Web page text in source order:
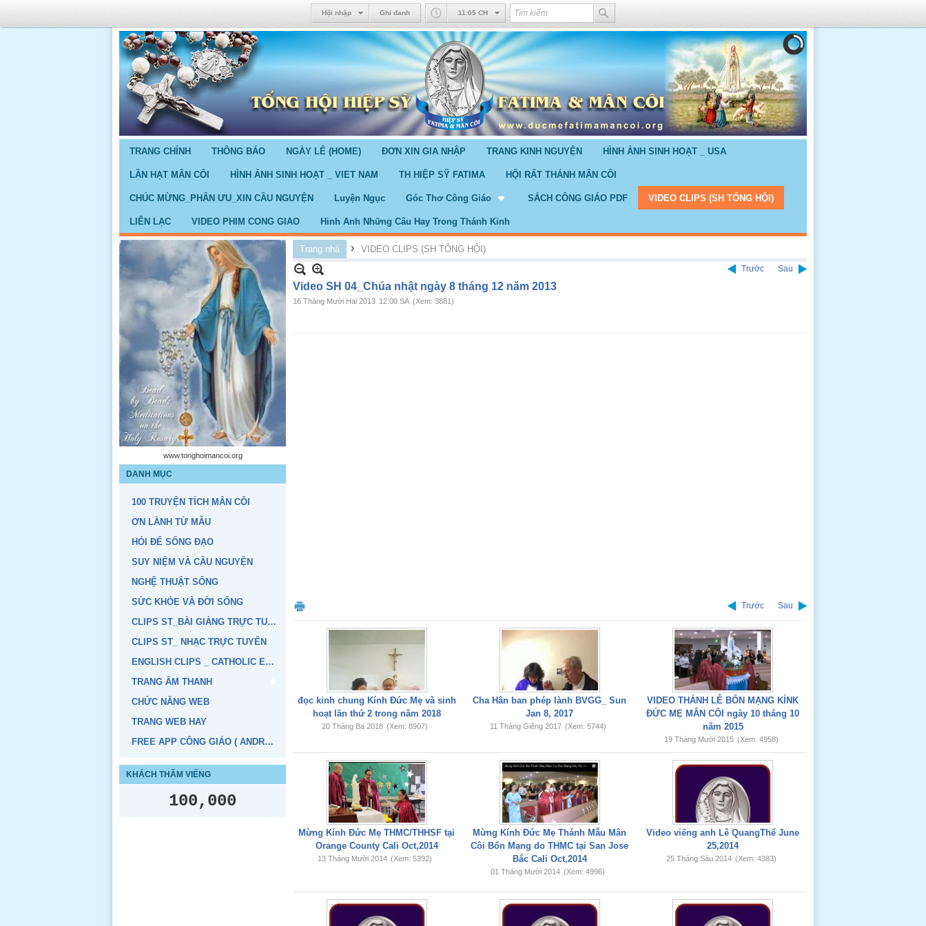
Hội nhập Ghi danh 11:05 CH
TRANG CHÍNH THÔNG BÁO NGÀY LỂ (HOME) ĐƠN XIN GIA NHẬP TRANG KINH NGUYỆN HÌNH ẢNH SINH HOẠT _ USA
LẦN HẠT MÂN CÔI HÌNH ẢNH SINH HOẠT _ VIET NAM TH HIỆP SỸ FATIMA HỘI RẤT THÁNH MÂN CÔI
CHÚC MỪNG_PHÂN ƯU_XIN CẦU NGUYỆN Luyện Ngục Góc Thơ Công Giáo SÁCH CÔNG GIÁO PDF VIDEO CLIPS (SH TỔNG HỘI)
LIÊN LẠC VIDEO PHIM CONG GIAO Hinh Anh Những Câu Hay Trong Thánh Kinh
www.tonghoimancoi.org
DANH MỤC
100 TRUYỆN TÍCH MÂN CÔI
ƠN LÀNH TỪ MẪU
HỎI ĐỂ SỐNG ĐẠO
SUY NIỆM VÀ CẦU NGUYỆN
NGHỆ THUẬT SỐNG
SỨC KHỎE VÀ ĐỜI SỐNG
CLIPS ST_BÀI GIẢNG TRỰC TUYẾN
CLIPS ST_ NHẠC TRỰC TUYẾN
ENGLISH CLIPS _ CATHOLIC EDUCATION
TRANG ÂM THANH
CHỨC NĂNG WEB
TRANG WEB HAY
FREE APP CÔNG GIÁO ( ANDROID, IOS)
KHÁCH THĂM VIẾNG
100,000
Trang nhà › VIDEO CLIPS (SH TỔNG HỘI)
Trước Sau
Video SH 04_Chúa nhật ngày 8 tháng 12 năm 2013
16 Tháng Mười Hai 2013 12:00 SA (Xem: 3881)
Trước Sau
đọc kinh chung Kính Đức Mẹ và sinh
hoạt lần thứ 2 trong năm 2018
20 Tháng Ba 2018 (Xem: 8907)
Cha Hân ban phép lành BVGG_ Sun
Jan 8, 2017
11 Tháng Giêng 2017 (Xem: 5744)
VIDEO THÁNH LỄ BỔN MẠNG KÍNK
ĐỨC MẸ MÂN CÔI ngày 10 tháng 10
năm 2015
19 Tháng Mười 2015 (Xem: 4958)
Mừng Kính Đức Mẹ THMC/THHSF tại
Orange County Cali Oct,2014
13 Tháng Mười 2014 (Xem: 5392)
Mừng Kính Đức Mẹ Thánh Mẫu Mân
Côi Bổn Mạng do THMC tại San Jose
Bắc Cali Oct,2014
01 Tháng Mười 2014 (Xem: 4996)
Video viếng anh Lê QuangThể June
25,2014
25 Tháng Sáu 2014 (Xem: 4383)